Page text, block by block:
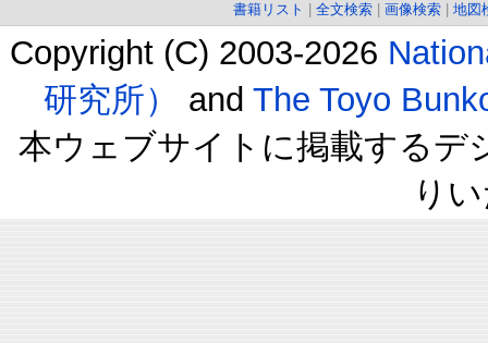
書籍リスト 全文検索 画像検索 地図
Copyright (C) 2003-2026
研究所）
and The Toyo
本ウェブサイトに掲載するデ
り